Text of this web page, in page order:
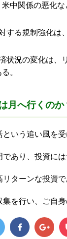
中関係の悪化
する規制強化は
状況の変化は、
。
月へ行くのか
いう追い風を
あり、投資には
ターンな投資
を行い、ご自